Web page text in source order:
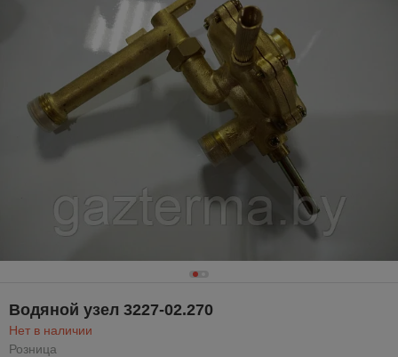
Водяной узел 3227-02.270
Нет в наличии
Розница